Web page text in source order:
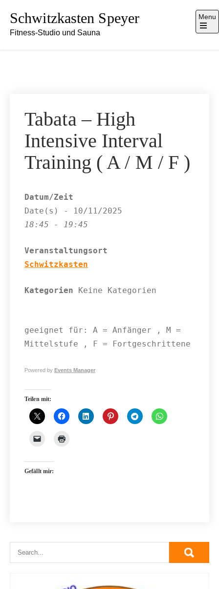
content
Schwitzkasten Speyer
Fitness-Studio und Sauna
Menu
Open
Tabata – High
Intensive Interval
Training ( A / M / F )
Datum/Zeit
Date(s) - 10/11/2025
18:45 - 19:45
Veranstaltungsort
Schwitzkasten
Kategorien Keine Kategorien
geeignet für: A = Anfänger , M =
Mittelstufe , F = Fortgeschrittene
Powered by Events Manager
Teilen mit:
Gefällt mir: